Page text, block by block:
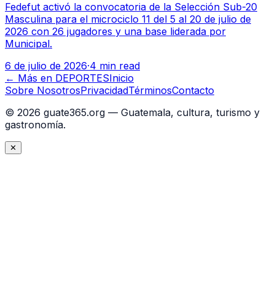
Fedefut activó la convocatoria de la Selección Sub-20
Masculina para el microciclo 11 del 5 al 20 de julio de
2026 con 26 jugadores y una base liderada por
Municipal.
6 de julio de 2026·4 min read
← Más en DEPORTESInicio
Sobre NosotrosPrivacidadTérminosContacto
© 2026 guate365.org — Guatemala, cultura, turismo y
gastronomía.
✕